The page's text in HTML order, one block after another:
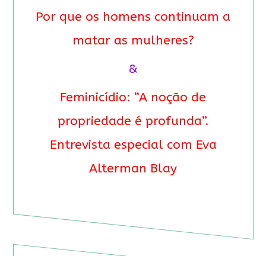
Por que os homens continuam a
matar as mulheres?
&
Feminicídio: “A noção de
propriedade é profunda”.
Entrevista especial com Eva
Alterman Blay